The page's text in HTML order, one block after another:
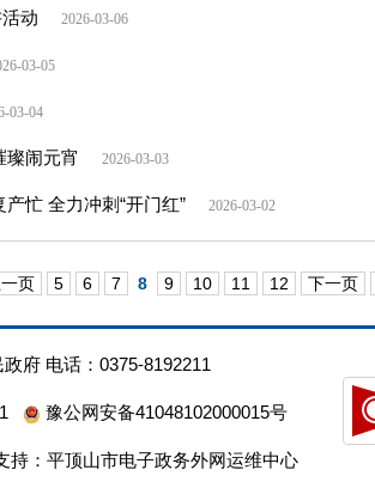
动 2026-03-06
03-05
03-04
璨闹元宵 2026-03-03
忙 全力冲刺“开门红” 2026-03-02
一页 5 6 7 8 9 10 11 12 下一页
府 电话：0375-8192211
豫公网安备41048102000015号
：平顶山市电子政务外网运维中心